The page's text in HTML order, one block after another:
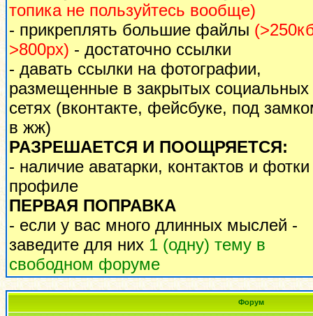
топика не пользуйтесь вообще)
- прикреплять большие файлы
>800px) - достаточно ссылки
- давать ссылки на фотографии,
размещенные в закрытых социальных
сетях (вконтакте, фейсбуке, под
в жж)
РАЗРЕШАЕТСЯ И ПООЩРЯЕТСЯ:
- наличие аватарки, контактов и
профиле
ПЕРВАЯ ПОПРАВКА
- если у вас много длинных мыслей -
заведите для них 1 (одну) тему в
свободном форуме
Форум